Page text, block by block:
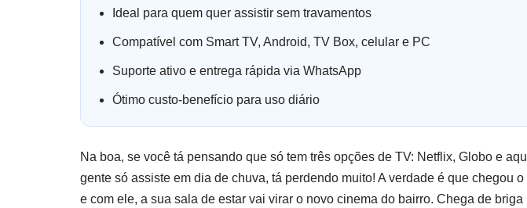
Ideal para quem quer assistir sem travamentos
Compatível com Smart TV, Android, TV Box, celular e PC
Suporte ativo e entrega rápida via WhatsApp
Ótimo custo-benefício para uso diário
Na boa, se você tá pensando que só tem três opções de TV: Netflix, Globo e
gente só assiste em dia de chuva, tá perdendo muito! A verdade é que chegou o
e com ele, a sua sala de estar vai virar o novo cinema do bairro. Chega de